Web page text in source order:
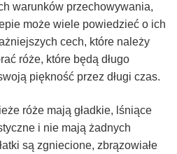
warunków przechowywania,
może wiele powiedzieć o ich
cech, które należy
róże, które będą długo
piękność przez długi czas.
róże mają gładkie, lśniące
i nie mają żadnych
są zgniecione, zbrązowiałe